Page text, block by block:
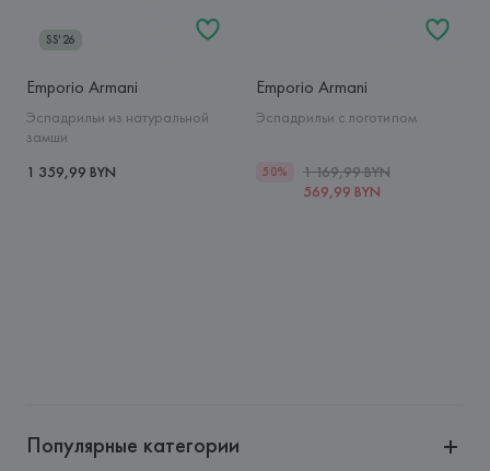
SS'26
Emporio Armani
Эспадрильи из натуральной
замши
1 359,99 BYN
Emporio Armani
Эспадрильи с логотипом
50%
1 169,99 BYN
569,99 BYN
Популярные категории